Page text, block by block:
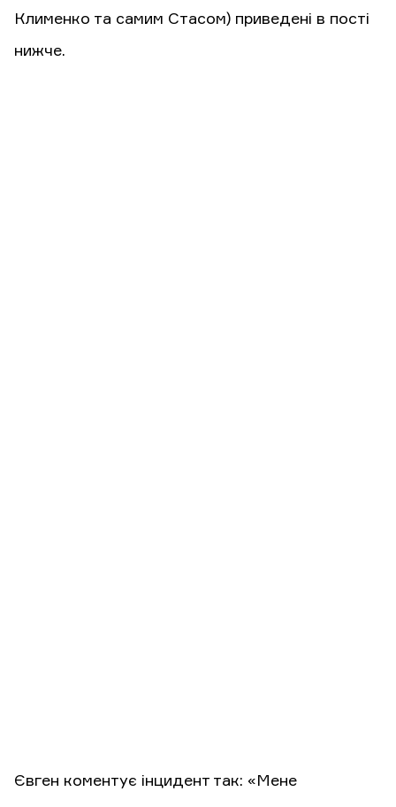
Клименко та самим Стасом) приведені в пості
нижче.
Євген коментує інцидент так: «Мене